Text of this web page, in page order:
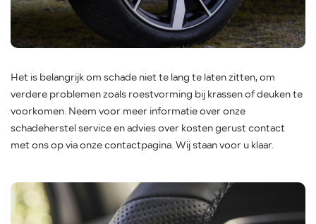
Het is belangrijk om schade niet te lang te laten zitten, om
verdere problemen zoals roestvorming bij krassen of deuken te
voorkomen. Neem voor meer informatie over onze
schadeherstel service en advies over kosten gerust contact
met ons op via onze contactpagina. Wij staan voor u klaar.